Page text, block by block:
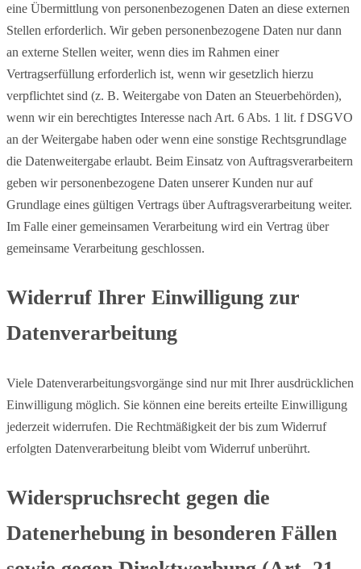
eine Übermittlung von personenbezogenen Daten an diese externen
Stellen erforderlich. Wir geben personenbezogene Daten nur dann
an externe Stellen weiter, wenn dies im Rahmen einer
Vertragserfüllung erforderlich ist, wenn wir gesetzlich hierzu
verpflichtet sind (z. B. Weitergabe von Daten an Steuerbehörden),
wenn wir ein berechtigtes Interesse nach Art. 6 Abs. 1 lit. f DSGVO
an der Weitergabe haben oder wenn eine sonstige Rechtsgrundlage
die Datenweitergabe erlaubt. Beim Einsatz von Auftragsverarbeitern
geben wir personenbezogene Daten unserer Kunden nur auf
Grundlage eines gültigen Vertrags über Auftragsverarbeitung weiter.
Im Falle einer gemeinsamen Verarbeitung wird ein Vertrag über
gemeinsame Verarbeitung geschlossen.
Widerruf Ihrer Einwilligung zur
Datenverarbeitung
Viele Datenverarbeitungsvorgänge sind nur mit Ihrer ausdrücklichen
Einwilligung möglich. Sie können eine bereits erteilte Einwilligung
jederzeit widerrufen. Die Rechtmäßigkeit der bis zum Widerruf
erfolgten Datenverarbeitung bleibt vom Widerruf unberührt.
Widerspruchsrecht gegen die
Datenerhebung in besonderen Fällen